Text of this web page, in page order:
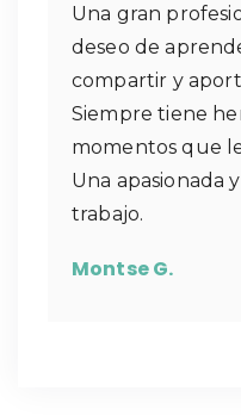
Una gran
deseo de
compartir y
Siempre tiene
momentos que
Una apasionada
trabajo.
Montse G.